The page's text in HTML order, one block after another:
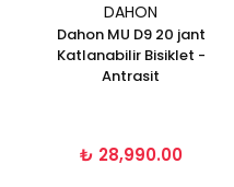
DAHON
Dahon MU D9 20 jant
Katlanabilir Bisiklet -
Antrasit
₺ 28,990.00